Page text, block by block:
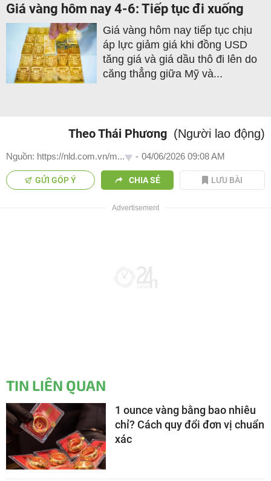
Giá vàng hôm nay 4-6: Tiếp tục đi xuống
Giá vàng hôm nay tiếp tục chịu
áp lực giảm giá khi đồng USD
tăng giá và giá dầu thô đi lên do
căng thẳng giữa Mỹ và...
Theo Thái Phương (Người lao động)
Nguồn: https://nld.com.vn/m... - 04/06/2026 09:08 AM
GỬI GÓP Ý CHIA SẺ LƯU BÀI
TIN LIÊN QUAN
1 ounce vàng bằng bao nhiêu
chỉ? Cách quy đổi đơn vị chuẩn
xác